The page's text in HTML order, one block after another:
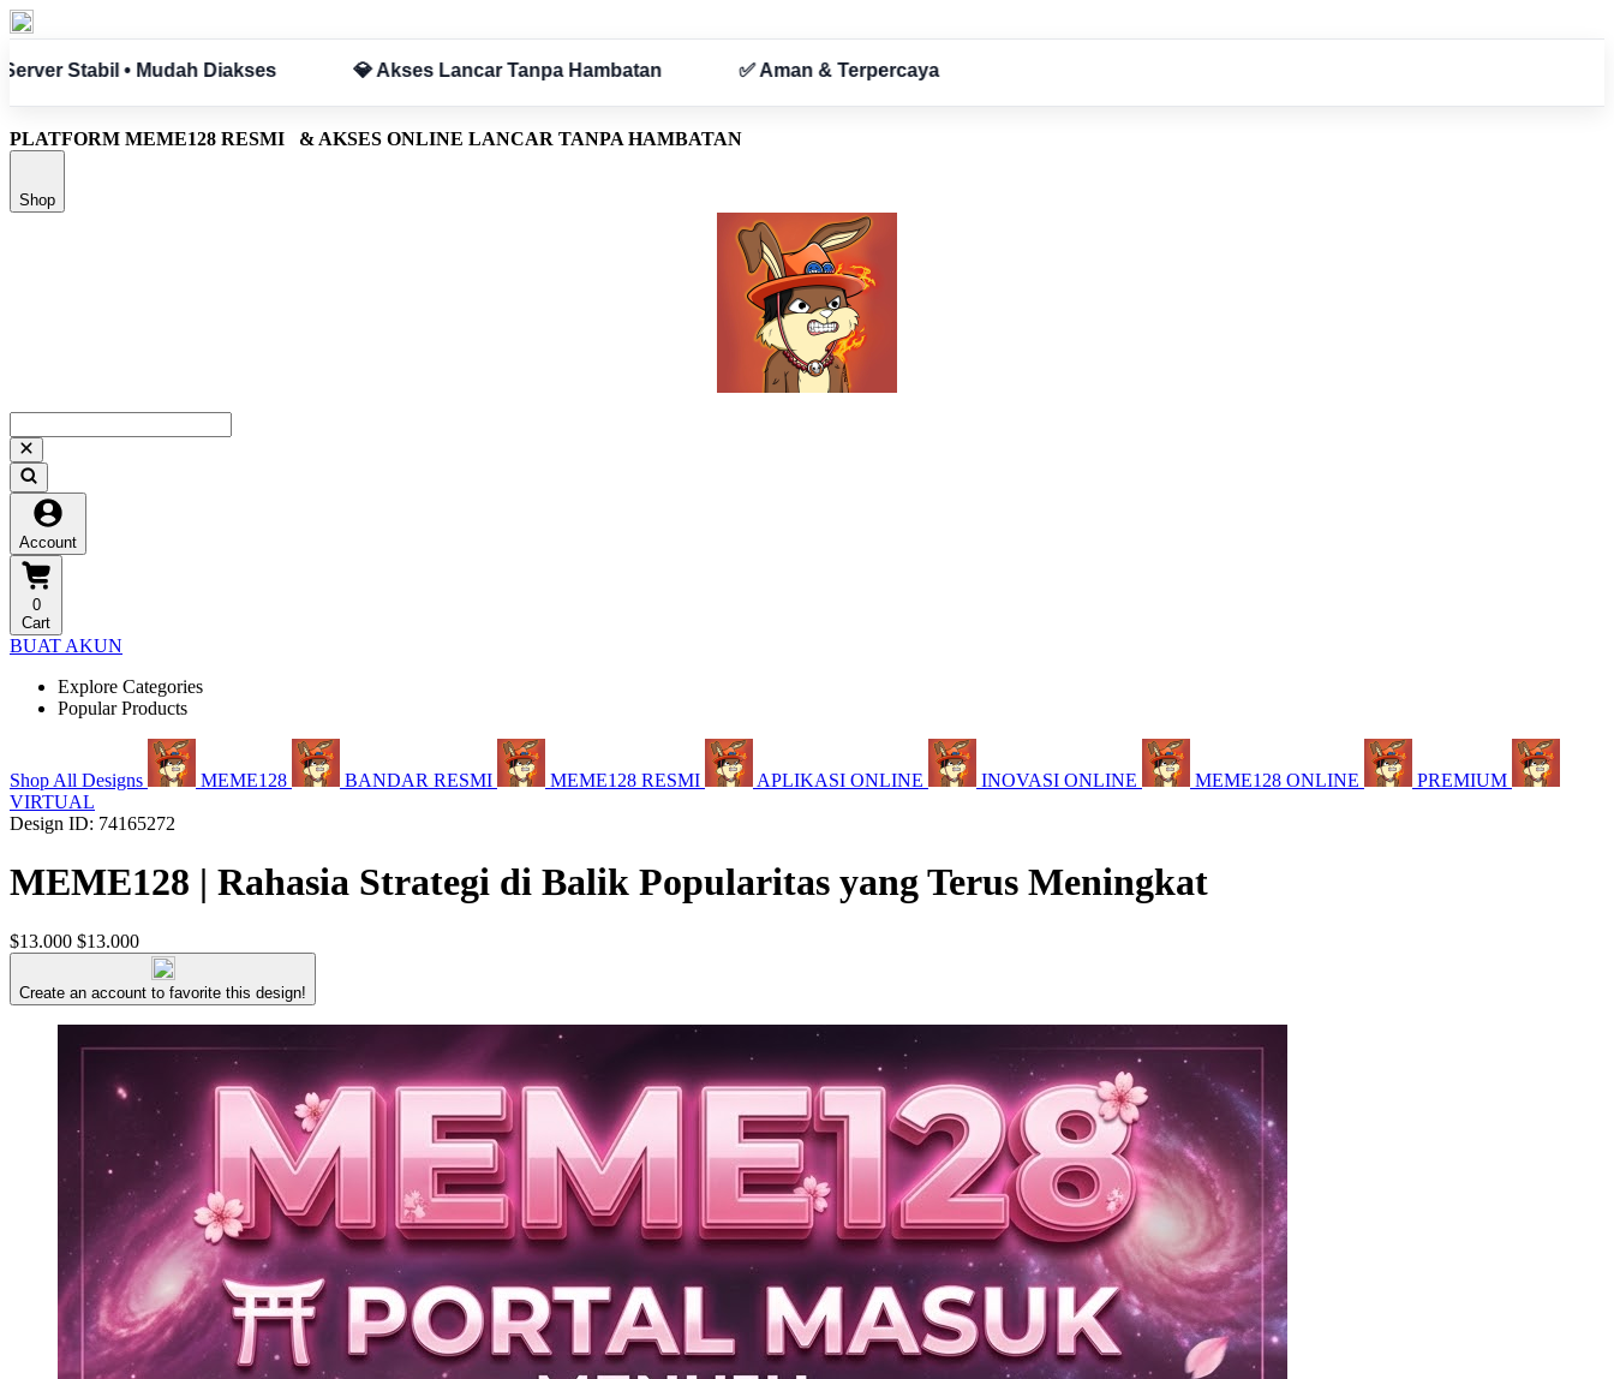
Hambatan ✅ Aman & Terpercaya
PLATFORM MEME128 RESMI & AKSES ONLINE LANCAR TANPA HAMBATAN
Shop
Account
0
Cart
BUAT AKUN
Explore Categories
Popular Products
Shop All Designs MEME128 BANDAR RESMI MEME128 RESMI APLIKASI ONLINE INOVASI ONLINE MEME128 ONLINE
PREMIUM
VIRTUAL
Design ID: 74165272
MEME128 | Rahasia Strategi di Balik Popularitas yang Terus Meningkat
$13.000 $13.000
Create an account to favorite this design!